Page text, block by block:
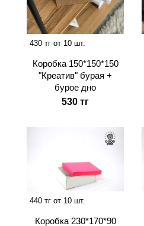
430 тг от 10 шт.
Коробка 150*150*150
"Креатив" бурая +
бурое дно
530 тг
440 тг от 10 шт.
Коробка 230*170*90